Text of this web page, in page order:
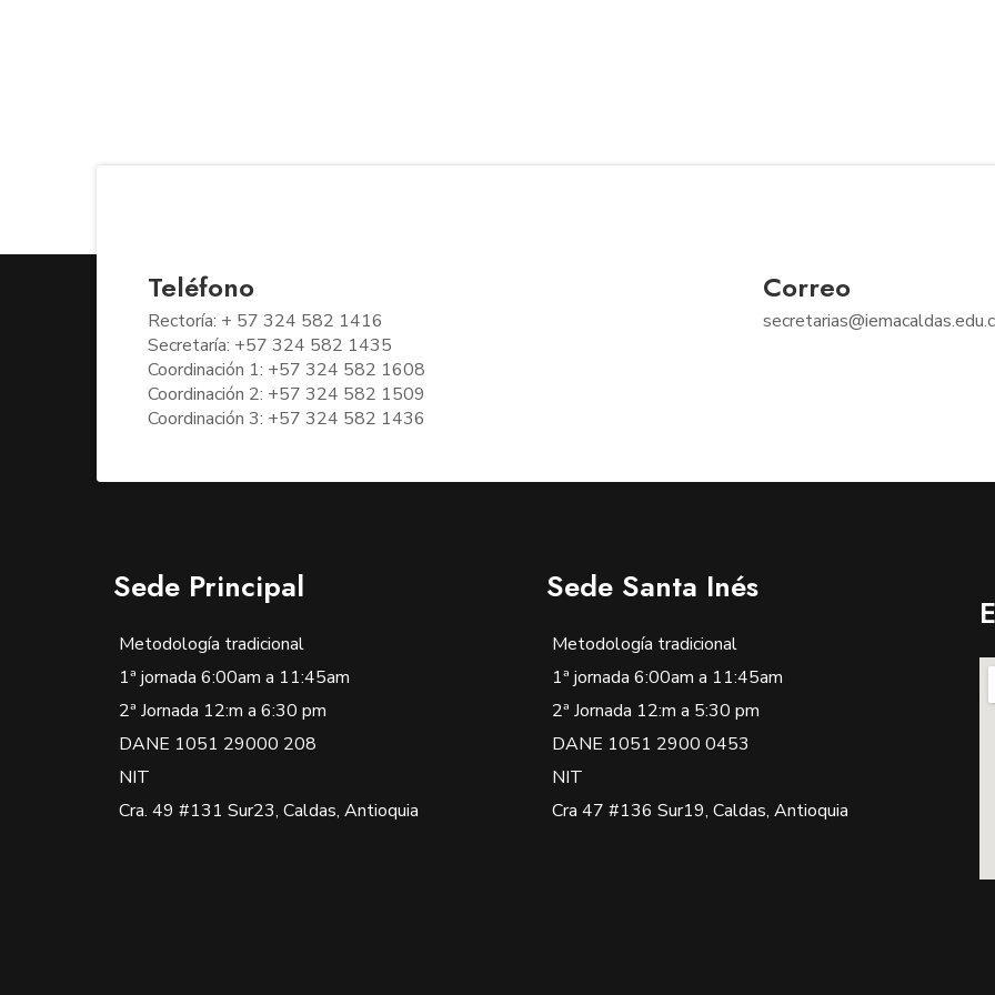
Teléfono
Rectoría: + 57 324 582 1416
Secretaría: +57 324 582 1435
Coordinación 1: +57 324 582 1608
Coordinación 2: +57 324 582 1509
Coordinación 3: +57 324 582 1436
Correo
Sede Principal
Metodología tradicional
1ª jornada 6:00am a 11:45am
2ª Jornada 12:m a 6:30 pm
DANE 1051 29000 208
NIT
Cra. 49 #131 Sur23, Caldas, Antioquia
Sede Santa Inés
Metodología tradicional
1ª jornada 6:00am a 11:45am
2ª Jornada 12:m a 5:30 pm
DANE 1051 2900 0453
NIT
Cra 47 #136 Sur19, Caldas, Antioquia